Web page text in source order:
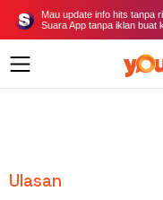
Mau update info hits tanpa
Suara App tanpa iklan buat
Ulasan